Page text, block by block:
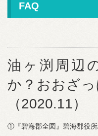
FAQ
油ヶ渕周辺
か？おおざ
（2020.11）
①『碧海郡全図』碧海郡役